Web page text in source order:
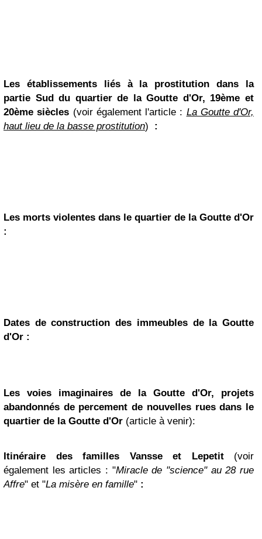
Les établissements liés à la prostitution dans la
partie Sud du quartier de la Goutte d'Or, 19ème et
20ème siècles (voir également l'article : La Goutte d'Or,
haut lieu de la basse prostitution) :
Les morts violentes dans le quartier de la Goutte d'Or
:
Dates de construction des immeubles de la Goutte
d'Or :
Les voies imaginaires de la Goutte d'Or, projets
abandonnés de percement de nouvelles rues dans le
quartier de la Goutte d'Or (article à venir):
Itinéraire des familles Vansse et Lepetit (voir
également les articles : "Miracle de "science" au 28 rue
Affre" et "La misère en famille" :